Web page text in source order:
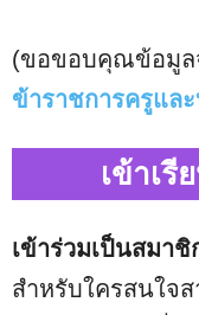
(ขอขอบคุณข้อมูล
ข้าราชการครูแล
เข้าเ
เข้าร่วมเป็นสมา
สำหรับใครสนใจ